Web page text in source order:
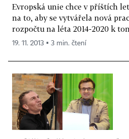
Evropská unie chce v příštích
na to, aby se vytvářela nová
rozpočtu na léta 2014-2020 k
19. 11. 2013 ▪ 3 min. čtení